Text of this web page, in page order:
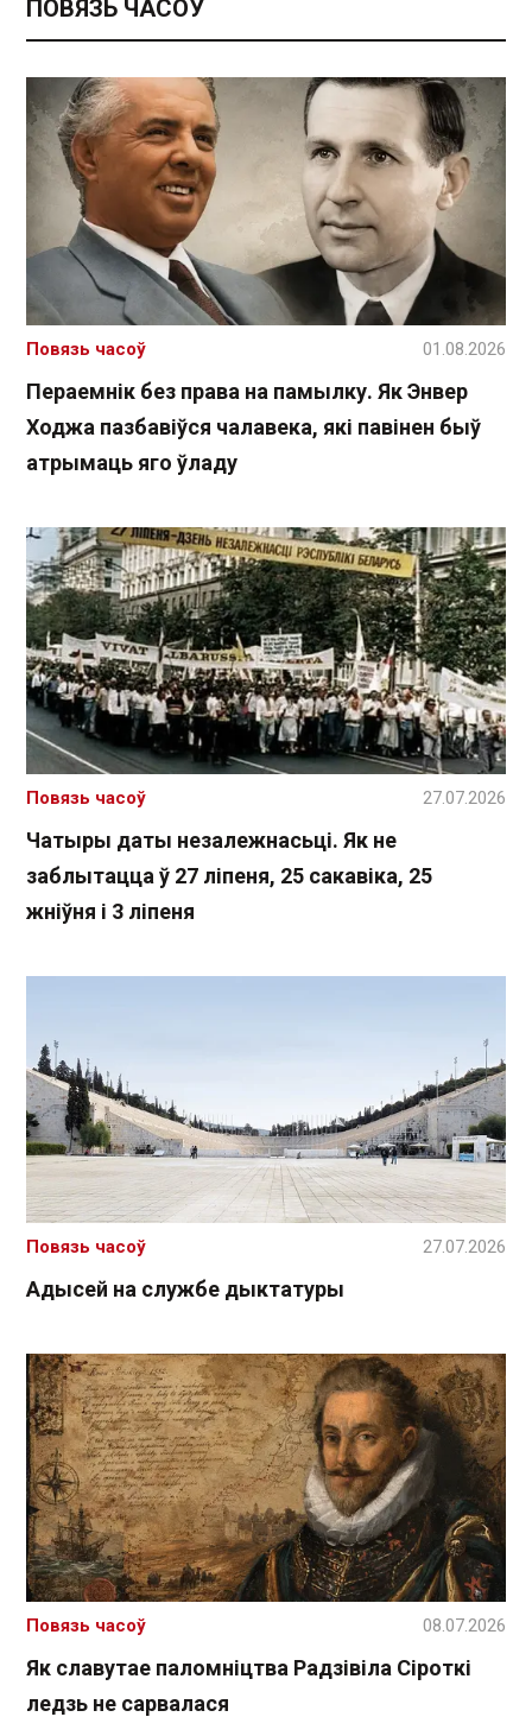
ПОВЯЗЬ ЧАСОЎ
Пераемнік без права на памылку. Як Энвер
Ходжа пазбавіўся чалавека, які павінен быў
атрымаць яго ўладу
Повязь часоў 01.08.2026
Чатыры даты незалежнасьці. Як не
заблытацца ў 27 ліпеня, 25 сакавіка, 25
жніўня і 3 ліпеня
Повязь часоў 27.07.2026
Адысей на службе дыктатуры
Повязь часоў 27.07.2026
Як славутае паломніцтва Радзівіла Сіроткі
ледзь не сарвалася
Повязь часоў 08.07.2026